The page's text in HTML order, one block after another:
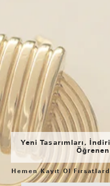
Yeni Tasarımları,
Hemen Kayıt Ol